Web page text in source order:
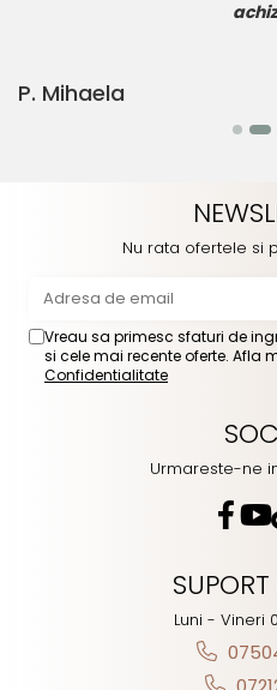
Nu rata ofertele si
Vreau sa primesc sfaturi de
si cele mai recente oferte. Afla
Confidentialitate
Urmareste-ne
Luni - Vineri